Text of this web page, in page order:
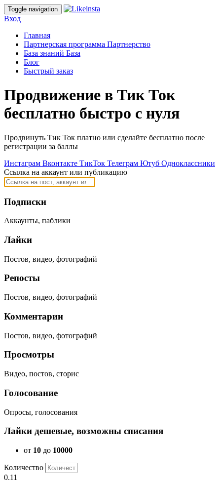
Toggle navigation
Вход
Главная
Партнерская программа Партнерство
База знаний База
Блог
Быстрый заказ
Продвижение в Тик Ток
бесплатно быстро с нуля
Продвинуть Тик Ток платно или сделайте бесплатно после
регистрации за баллы
Инстаграм Вконтакте ТикТок Телеграм Ютуб Одноклассники
Ссылка на аккаунт или публикацию
Подписки
Аккаунты, паблики
Лайки
Постов, видео, фотографий
Репосты
Постов, видео, фотографий
Комментарии
Постов, видео, фотографий
Просмотры
Видео, постов, сторис
Голосование
Опросы, голосования
Лайки дешевые, возможны списания
от 10 до 10000
Количество
0.11